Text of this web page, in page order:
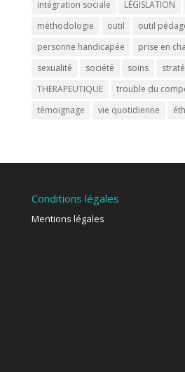
intégration sociale
LÉGISLATION
méthodologie
outil outil
personne handicapée
prise en
sexualité
société soins
THERAPEUTIQUE
trouble du
témoignage
vie quotidienne
Conditions légales
Mentions légales